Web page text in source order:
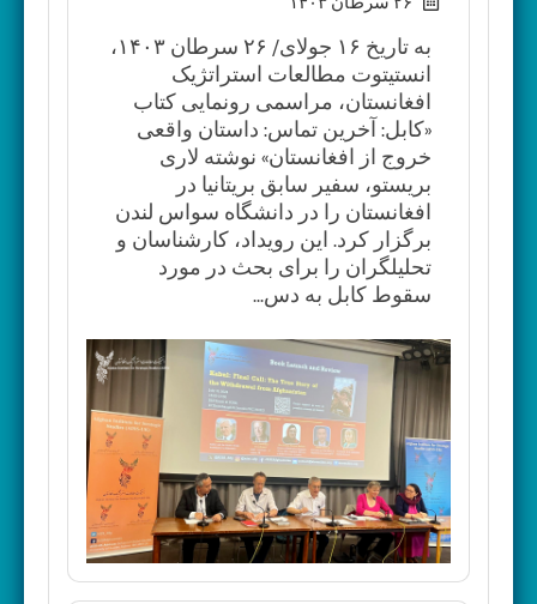
به تاریخ ۱۶ جولای/ ۲۶ سرطان ۱۴۰۳،
انستیتوت مطالعات استراتژیک
افغانستان، مراسمی رونمایی کتاب
«کابل: آخرین تماس: داستان واقعی
خروج از افغانستان» نوشته لاری
بریستو، سفیر سابق بریتانیا در
افغانستان را در دانشگاه سواس لندن
برگزار کرد. این رویداد، کارشناسان و
تحلیلگران را برای بحث در مورد
سقوط کابل به دس...